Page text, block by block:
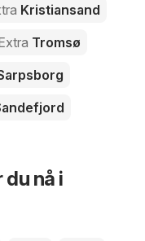
Kristiansand
Tromsø
nå i